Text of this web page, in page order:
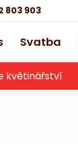
803 903
Svatba
květinářství